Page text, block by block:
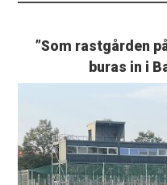
”Som rastgården
buras in i